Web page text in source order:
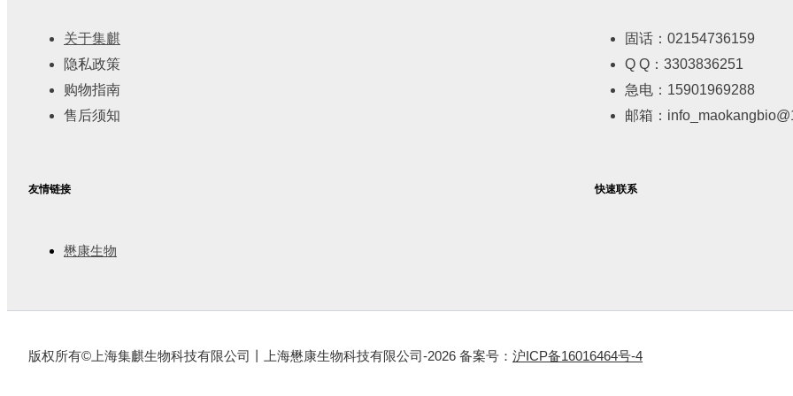
关于集麒
隐私政策
购物指南
售后须知
固话：02154736159
Q Q：3303836251
急电：15901969288
邮箱：
友情链接
懋康生物
快速联系
版权所有©上海集麒生物科技有限公司丨上海懋康生物科技有限公司-2026 备案号： 沪ICP备16016464号-4